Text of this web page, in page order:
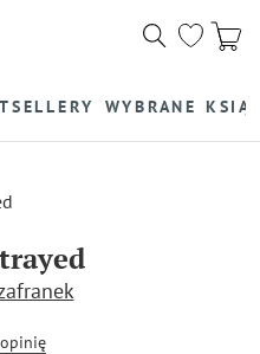
WYBRANE